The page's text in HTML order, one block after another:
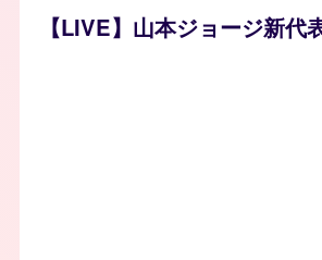
【LIVE】山本ジョージ新代